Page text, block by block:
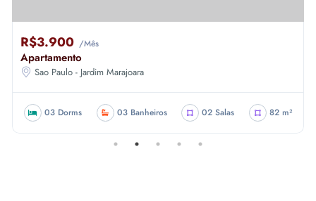
R$3.900 /Mês
Apartamento
Sao Paulo - Jardim Marajoara
03 Dorms 03 Banheiros 02 Salas 82 m²